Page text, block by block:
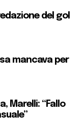
del gol
mancava per
Marelli: “Fallo